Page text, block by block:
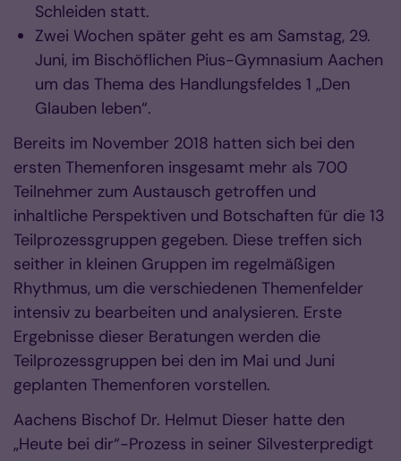
Schleiden statt.
Zwei Wochen später geht es am Samstag, 29.
Juni, im Bischöflichen Pius-Gymnasium Aachen
um das Thema des Handlungsfeldes 1 „Den
Glauben leben“.
Bereits im November 2018 hatten sich bei den
ersten Themenforen insgesamt mehr als 700
Teilnehmer zum Austausch getroffen und
inhaltliche Perspektiven und Botschaften für die 13
Teilprozessgruppen gegeben. Diese treffen sich
seither in kleinen Gruppen im regelmäßigen
Rhythmus, um die verschiedenen Themenfelder
intensiv zu bearbeiten und analysieren. Erste
Ergebnisse dieser Beratungen werden die
Teilprozessgruppen bei den im Mai und Juni
geplanten Themenforen vorstellen.
Aachens Bischof Dr. Helmut Dieser hatte den
„Heute bei dir“-Prozess in seiner Silvesterpredigt